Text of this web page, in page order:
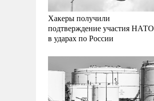
Хакеры получили
подтверждение участия НАТО
в ударах по России